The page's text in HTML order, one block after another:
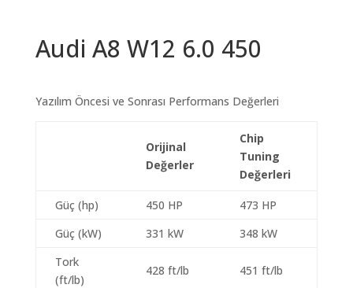
Audi A8 W12 6.0 450
Yazılım Öncesi ve Sonrası Performans Değerleri
Orijinal
Değerler
Chip
Tuning
Değerleri
Güç (hp) 450 HP
473 HP
Güç (kW)
331 kW
348 kW
Tork
(ft/lb)
428 ft/lb 451 ft/lb